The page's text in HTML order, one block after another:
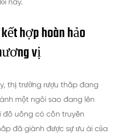
hợp hoàn hảo
vị
thị trường rượu thấp đang
một ngôi sao đang lên
đồ uống có cồn truyền
đã giành được sự ưu ái của